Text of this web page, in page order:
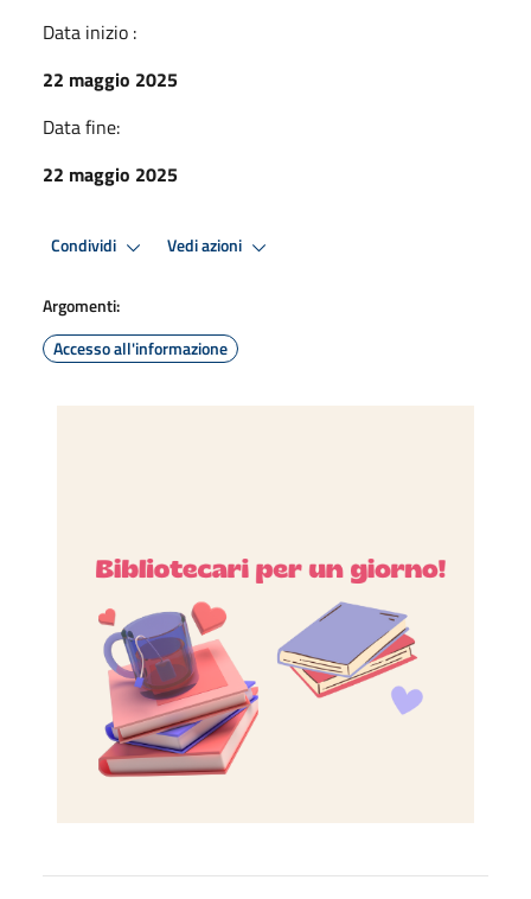
Data inizio :
22 maggio 2025
Data fine:
22 maggio 2025
Condividi Vedi azioni
Argomenti:
Accesso all'informazione